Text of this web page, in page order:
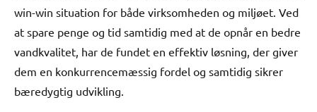
win-win situation for både virksomheden og miljøet. Ved
at spare penge og tid samtidig med at de opnår en bedre
vandkvalitet, har de fundet en effektiv løsning, der giver
dem en konkurrencemæssig fordel og samtidig sikrer
bæredygtig udvikling.